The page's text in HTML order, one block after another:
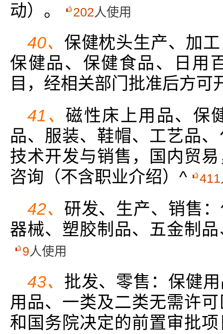
动）。
202人使用
40、 保健枕头生产、加
保健品、保健食品、日用
目，经相关部门批准后方可
41、 磁性床上用品、保
品、服装、鞋帽、工艺品
技术开发与销售，国内贸
咨询（不含职业介绍）^
411
42、 研发、生产、销售
器械、塑胶制品、五金制
9人使用
43、 批发、零售：保健
用品、一类及二类无需许
和国务院决定的前置审批